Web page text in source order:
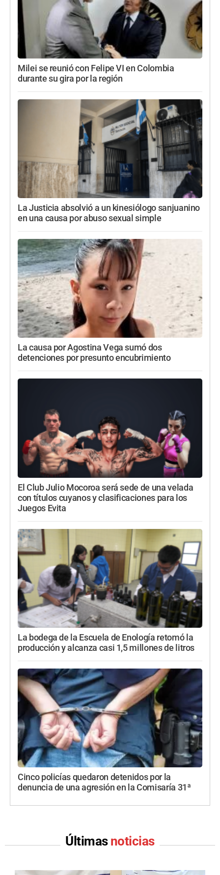
Milei se reunió con Felipe VI en Colombia
durante su gira por la región
La Justicia absolvió a un kinesiólogo sanjuanino
en una causa por abuso sexual simple
La causa por Agostina Vega sumó dos
detenciones por presunto encubrimiento
El Club Julio Mocoroa será sede de una velada
con títulos cuyanos y clasificaciones para los
Juegos Evita
La bodega de la Escuela de Enología retomó la
producción y alcanza casi 1,5 millones de litros
Cinco policías quedaron detenidos por la
denuncia de una agresión en la Comisaría 31ª
Últimas noticias